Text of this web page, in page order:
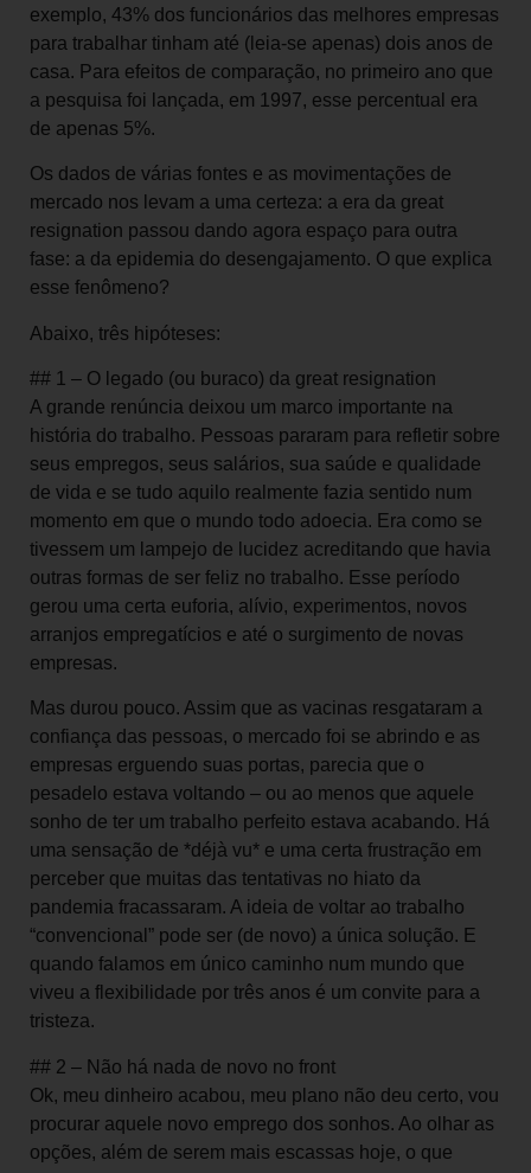
exemplo, 43% dos funcionários das melhores empresas
para trabalhar tinham até (leia-se apenas) dois anos de
casa. Para efeitos de comparação, no primeiro ano que
a pesquisa foi lançada, em 1997, esse percentual era
de apenas 5%.
Os dados de várias fontes e as movimentações de
mercado nos levam a uma certeza: a era da great
resignation passou dando agora espaço para outra
fase: a da epidemia do desengajamento. O que explica
esse fenômeno?
Abaixo, três hipóteses:
## 1 – O legado (ou buraco) da great resignation
A grande renúncia deixou um marco importante na
história do trabalho. Pessoas pararam para refletir sobre
seus empregos, seus salários, sua saúde e qualidade
de vida e se tudo aquilo realmente fazia sentido num
momento em que o mundo todo adoecia. Era como se
tivessem um lampejo de lucidez acreditando que havia
outras formas de ser feliz no trabalho. Esse período
gerou uma certa euforia, alívio, experimentos, novos
arranjos empregatícios e até o surgimento de novas
empresas.
Mas durou pouco. Assim que as vacinas resgataram a
confiança das pessoas, o mercado foi se abrindo e as
empresas erguendo suas portas, parecia que o
pesadelo estava voltando – ou ao menos que aquele
sonho de ter um trabalho perfeito estava acabando. Há
uma sensação de *déjà vu* e uma certa frustração em
perceber que muitas das tentativas no hiato da
pandemia fracassaram. A ideia de voltar ao trabalho
“convencional” pode ser (de novo) a única solução. E
quando falamos em único caminho num mundo que
viveu a flexibilidade por três anos é um convite para a
tristeza.
## 2 – Não há nada de novo no front
Ok, meu dinheiro acabou, meu plano não deu certo, vou
procurar aquele novo emprego dos sonhos. Ao olhar as
opções, além de serem mais escassas hoje, o que